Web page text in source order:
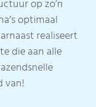
op zo’n
optimaal
realiseert
die aan alle
van!